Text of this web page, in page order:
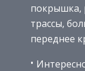
покрышка,
трассы,
переднее